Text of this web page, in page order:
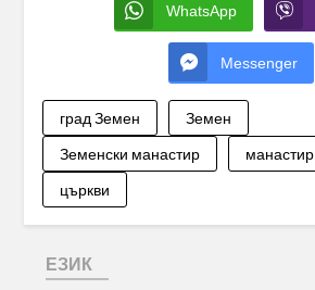
WhatsApp
Messenger
град Земен
Земен
Земенски манастир
манастир
църкви
ЕЗИК